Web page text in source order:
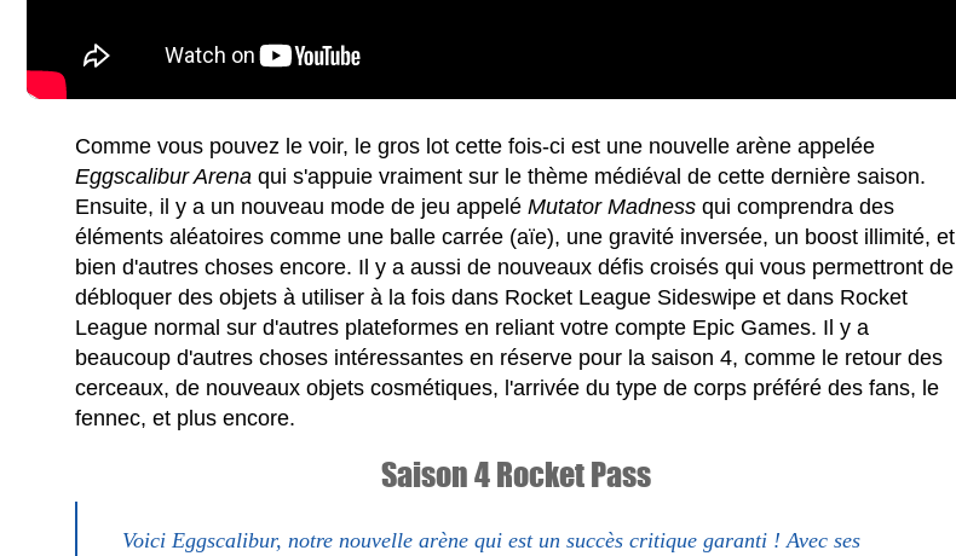
Comme vous pouvez le voir, le gros lot cette fois-ci est une nouvelle arène appelée
Eggscalibur Arena qui s'appuie vraiment sur le thème médiéval de cette dernière saison.
Ensuite, il y a un nouveau mode de jeu appeléMutator Madness qui comprendra des
éléments aléatoires comme une balle carrée (aïe), une gravité inversée, un boost illimité, et
bien d'autres choses encore. Il y a aussi de nouveaux défis croisés qui vous permettront de
débloquer des objets à utiliser à la fois dans Rocket League Sideswipe et dans Rocket
League normal sur d'autres plateformes en reliant votre compte Epic Games. Il y a
beaucoup d'autres choses intéressantes en réserve pour la saison 4, comme le retour des
cerceaux, de nouveaux objets cosmétiques, l'arrivée du type de corps préféré des fans, le
fennec, et plus encore.
Saison 4 Rocket Pass
Voici Eggscalibur, notre nouvelle arène qui est un succès critique garanti ! Avec ses